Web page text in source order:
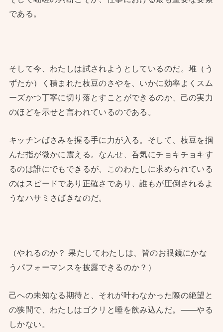
である。
そして今、わたしは試されようとしているのだ。堆（う
ずたか）く積まれた枝豆のさやを、いかに効率よくスム
ーズかつ丁寧に切り落とすことができるのか、己の実力
のほどを示せと言われているのである。
キッチンばさみを握る手に力が入る。そして、枝豆を掴
んだ指が微かに震える。なんせ、呑気にチョキチョキす
るのは誰にでもできるが、このわたしに求められている
のはスピードであり正確さであり、誰もが圧倒されるよ
うなハサミさばきなのだ。
（やれるのか？ 果たしてわたしは、皆のお眼鏡にかな
うパフォーマンスを披露できるのか？）
己への未知なる期待と、それが叶わなかった際の絶望と
の狭間で、わたしはゴクリと唾を飲み込んだ。——やる
しかない。